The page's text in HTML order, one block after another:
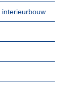
interieurbouw